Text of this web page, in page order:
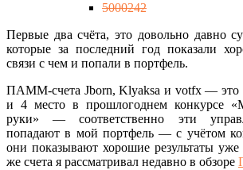
5000242
Первые два счёта, это довольно давно
которые за последний год показали
связи с чем и попали в портфель.
ПАММ-счета Jborn, Klyaksa и votfx — это
и 4 место в прошлогоднем конкурсе
руки» — соответственно эти
попадают в мой портфель — с учётом
они показывают хорошие результаты
же счета я рассматривал недавно в обзоре